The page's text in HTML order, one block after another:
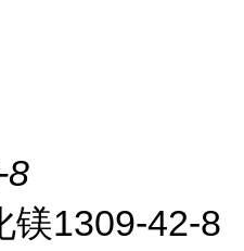
8
镁1309-42-8